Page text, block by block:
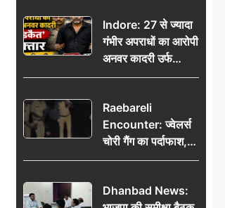
अंतिम दिन, 5100 रुपये
भेजकर कहा– अंतिम
संस्कार कर दीजिए हम
नहीं आ पाएंगे
Indore: 27 से ज्यादा
गंभीर अपराधों का आरोपी
अनवर कादरी उर्फ
‘डकैत’ गिरफ्तार, इंदौर
Raebareli
Encounter: ज्वेलर्स
चोरी गैंग का पर्दाफाश,
पुलिस मुठभेड़ में दो
किलो चांदी बरामद
Dhanbad News: